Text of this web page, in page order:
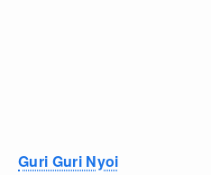
Guri Guri Nyoi